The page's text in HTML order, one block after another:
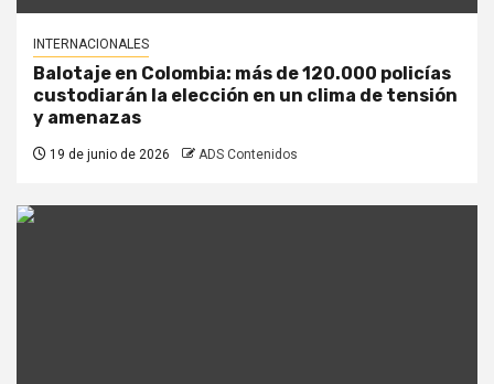
INTERNACIONALES
Balotaje en Colombia: más de 120.000 policías
custodiarán la elección en un clima de tensión
y amenazas
19 de junio de 2026 ADS Contenidos